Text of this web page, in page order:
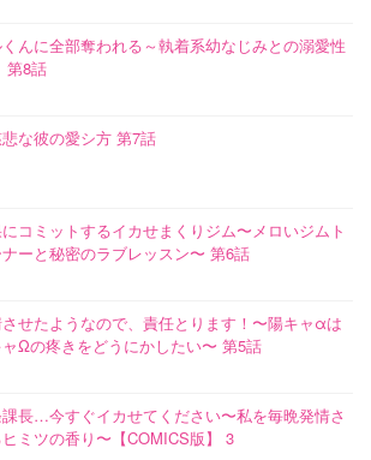
んに全部奪われる～執着系幼なじみとの溺愛性
第8話
な彼の愛シ方 第7話
コミットするイカせまくりジム〜メロいジムト
ナーと秘密のラブレッスン〜 第6話
せたようなので、責任とります！〜陽キャαは
Ωの疼きをどうにかしたい〜 第5話
長…今すぐイカせてください〜私を毎晩発情さ
ミツの香り〜【COMICS版】 3